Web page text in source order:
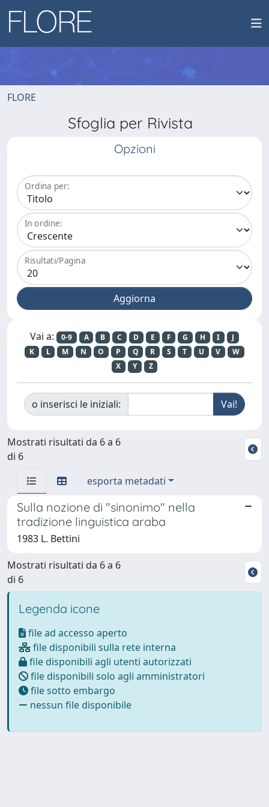
FLORE
Sfoglia per Rivista
Opzioni
Ordina per:
In ordine:
Risultati/Pagina
Vai a: 0-9 A B C D E F G H I
J
K
L M N O P Q R S T U V
W
X
Y Z
o inserisci le iniziali:
Mostrati risultati da 6 a 6
di 6
esporta metadati
Sulla nozione di "sinonimo" nella
tradizione linguistica araba
1983 L. Bettini
Mostrati risultati da 6 a 6
di 6
Legenda icone
file ad accesso aperto
file disponibili sulla rete interna
file disponibili agli utenti autorizzati
file disponibili solo agli amministratori
file sotto embargo
nessun file disponibile